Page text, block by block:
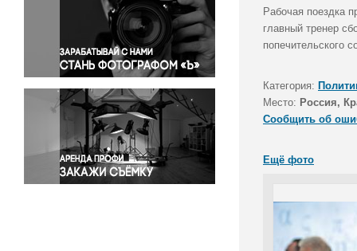
Политика
Правосудие
Происшествия и конфликты
Религия
Светская жизнь
Спорт
Экология
Экономика и бизнес
Рабочая поездка
главный тренер
попечительского
Категория:
Место: Россия,
Сообщить об
Ещё фото